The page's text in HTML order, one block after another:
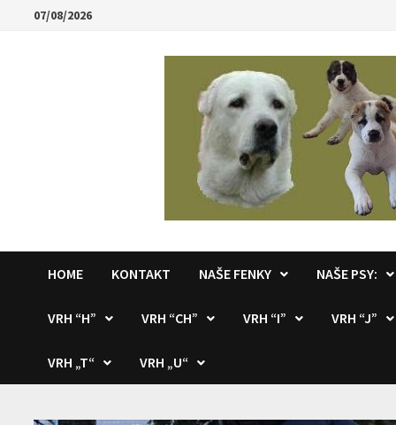
07/08/2026
HOME KONTAKT NAŠE FENKY NAŠE PSY:
VRH “H” VRH “CH” VRH “I” VRH “J”
VRH „T“ VRH „U“